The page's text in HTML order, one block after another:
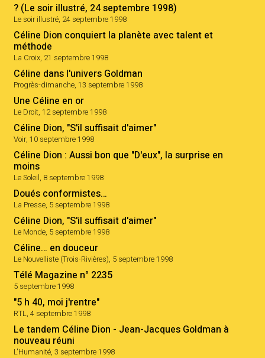
? (Le soir illustré, 24 septembre 1998)
Le soir illustré, 24 septembre 1998
Céline Dion conquiert la planète avec talent et
méthode
La Croix, 21 septembre 1998
Céline dans l'univers Goldman
Progrès-dimanche, 13 septembre 1998
Une Céline en or
Le Droit, 12 septembre 1998
Céline Dion, "S'il suffisait d'aimer"
Voir, 10 septembre 1998
Céline Dion : Aussi bon que "D'eux", la surprise en
moins
Le Soleil, 8 septembre 1998
Doués conformistes…
La Presse, 5 septembre 1998
Céline Dion, "S'il suffisait d'aimer"
Le Monde, 5 septembre 1998
Céline… en douceur
Le Nouvelliste (Trois-Rivières), 5 septembre 1998
Télé Magazine n° 2235
5 septembre 1998
"5 h 40, moi j'rentre"
RTL, 4 septembre 1998
Le tandem Céline Dion - Jean-Jacques Goldman à
nouveau réuni
L'Humanité, 3 septembre 1998